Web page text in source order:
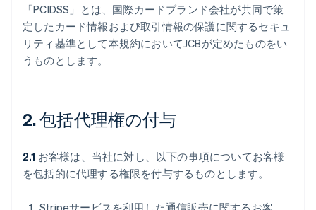
「PCIDSS」とは、国際カードブランド会社が共同で策
定したカード情報および取引情報の保護に関するセキュ
リティ基準として本規約においてJCBが定めたものをい
うものとします。
2. 包括代理権の付与
2.1 お客様は、当社に対し、以下の事項についてお客様
を包括的に代理する権限を付与するものとします。
Stripeサービスを利用した通信販売に関するお客